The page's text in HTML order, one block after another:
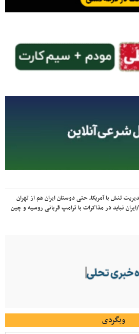
تنش با آمریکا، حتی دوستان ایران هم از تهران
نباید در مذاکرات با ترامپ قربانی روسیه و چین
وبگردی